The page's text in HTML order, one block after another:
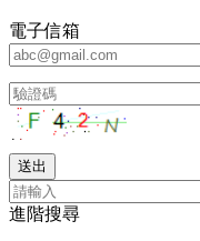
電子信箱
進階搜尋